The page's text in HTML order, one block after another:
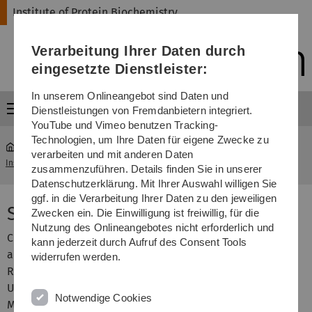
Direkt
Direkt
Direkt
(Sprache,
Drucken,
Media)
Direkt
Direkt
Institute of Protein Biochemistry
Menü
Institute of Protein Biochemistry
Selected Publications
Cryo-EM reveals structural breaks in a patient-derived
amyloid fibril from systemic AL amyloidosis. Lynn
Radamaker, Julian Baur, Stefanie Huhn, Christian Haupt,
Ute Hegenbart, Stefan Schönland, Akanksha Bansal,
Matthias Schmidt & Marcus Fändrich.
Verarbeitung Ihrer Daten durch
eingesetzte Dienstleister:
In unserem Onlineangebot sind Daten und
Dienstleistungen von Fremdanbietern integriert.
YouTube und Vimeo benutzen Tracking-
Technologien, um Ihre Daten für eigene Zwecke zu
verarbeiten und mit anderen Daten
zusammenzuführen. Details finden Sie in unserer
Datenschutzerklärung. Mit Ihrer Auswahl willigen Sie
ggf. in die Verarbeitung Ihrer Daten zu den jeweiligen
Zwecken ein. Die Einwilligung ist freiwillig, für die
Nutzung des Onlineangebotes nicht erforderlich und
kann jederzeit durch Aufruf des Consent Tools
widerrufen werden.
Notwendige Cookies